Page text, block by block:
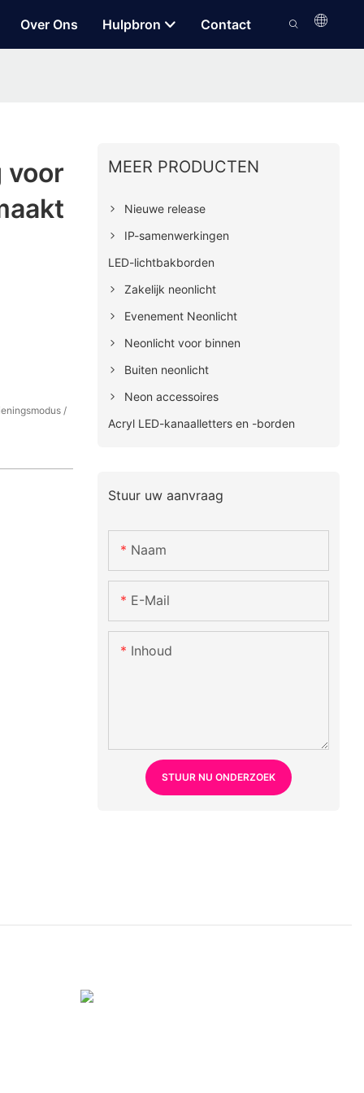
Over Ons Hulpbron Contact
voor
/
MEER PRODUCTEN
Nieuwe release
IP-samenwerkingen
LED-lichtbakborden
Zakelijk neonlicht
Evenement Neonlicht
Neonlicht voor binnen
Buiten neonlicht
Neon accessoires
Acryl LED-kanaalletters en -borden
Stuur uw aanvraag
Naam
E-Mail
Inhoud
STUUR NU ONDERZOEK